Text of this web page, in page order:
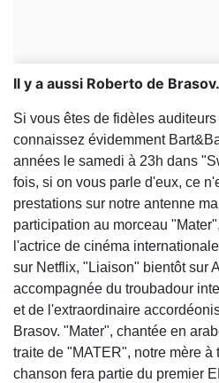
Il y a aussi Roberto de Brasov.
Si vous êtes de fidèles auditeurs
connaissez évidemment
années le samedi à 23h dans
fois, si on vous parle d'eux, ce
prestations sur notre antenne
participation au morceau
l'actrice de cinéma
sur Netflix, "Liaison" bientôt sur
accompagnée du troubadour
et de l'extraordinaire
Brasov. "Mater", chantée en
traite de "MATER", notre mère à
chanson fera partie du premier